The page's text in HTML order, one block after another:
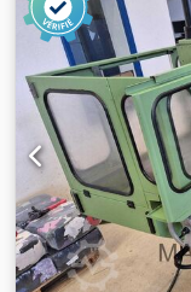
livraison que s'ils
complémentaires.
de modifications,
informations, ainsi